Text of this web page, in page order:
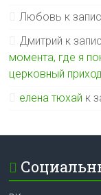
Любовь к
Дмитрий к
момента, где я
церковный приход
елена тюхай к